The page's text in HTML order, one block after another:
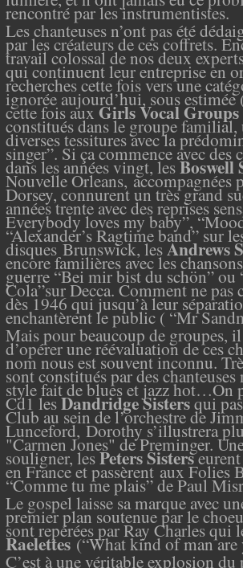
rencontré par les instrumentistes.
Les chanteuses n’ont pas été
par les créateurs de ces coffrets.
travail colossal de nos deux
qui continuent leur entreprise en
recherches cette fois vers une
ignorée aujourd’hui, sous estimée
cette fois auxGirlsVocal Groups
constitués dans le groupe
diverses tessitures avec la
singer”. Si ça commence avec des
dans les années vingt, lesBoswell
Nouvelle Orleans, accompagnées
Dorsey,connurent un très grand
années trente avec des reprises
Everybody loves my baby”,
“Alexander’s Ragtime band” sur
disquesBrunswick, lesAndrews
encore familières avec les
guerre “Bei mir bist du schön” ou
Cola”sur Decca. Comment ne pas
dès 1946 qui jusqu’à leur
enchantèrent le public ( “Mr
Mais pour beaucoup de groupes,
d’opérer une réévaluation de ces
nom nous est souvent inconnu.
sont constitués par des
style fait de blues et jazz hot…On
Cd1 lesDandridge Sistersqui
Club au sein de l’orchestre de
Lunceford, Dorothy s’illustrera
"Carmen Jones" de Preminger.
souligner, lesPeters Sisters
en France et passèrent aux Folies
“Comme tu me plais” de Paul
Le gospel laisse sa marque avec
premier plan soutenue par le
sontrepérées par Ray Charles qui
Raelettes(“What kind of man are
C’est à une véritable explosion du